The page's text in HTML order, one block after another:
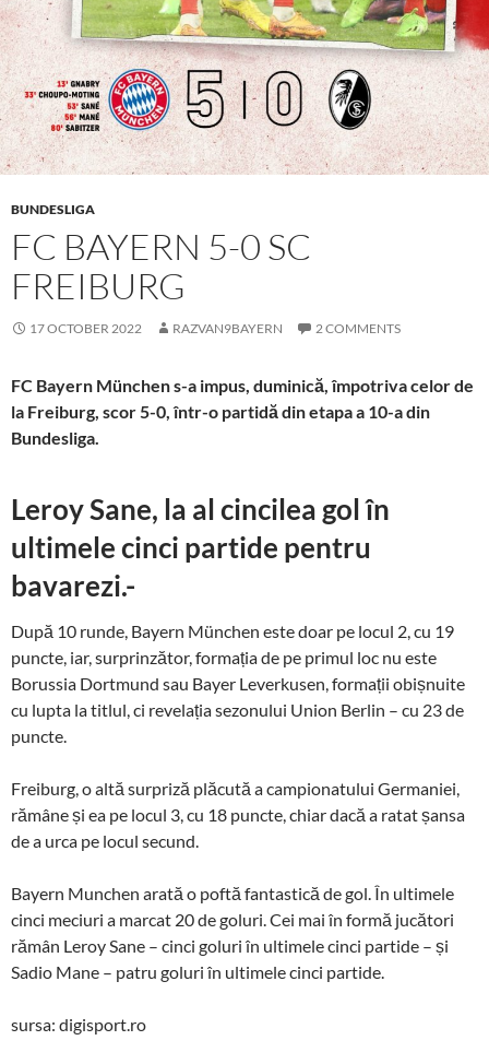
BUNDESLIGA
FC BAYERN 5-0 SC
FREIBURG
17 OCTOBER 2022 RAZVAN9BAYERN 2 COMMENTS
FC Bayern München s-a impus, duminică, împotriva celor de
la Freiburg, scor 5-0, într-o partidă din etapa a 10-a din
Bundesliga.
Leroy Sane, la al cincilea gol în
ultimele cinci partide pentru
bavarezi.-
După 10 runde, Bayern München este doar pe locul 2, cu 19
puncte, iar, surprinzător, formația de pe primul loc nu este
Borussia Dortmund sau Bayer Leverkusen, formații obișnuite
cu lupta la titlul, ci revelația sezonului Union Berlin – cu 23 de
puncte.
Freiburg, o altă surpriză plăcută a campionatului Germaniei,
rămâne și ea pe locul 3, cu 18 puncte, chiar dacă a ratat șansa
de a urca pe locul secund.
Bayern Munchen arată o poftă fantastică de gol. În ultimele
cinci meciuri a marcat 20 de goluri. Cei mai în formă jucători
rămân Leroy Sane – cinci goluri în ultimele cinci partide – și
Sadio Mane – patru goluri în ultimele cinci partide.
sursa: digisport.ro